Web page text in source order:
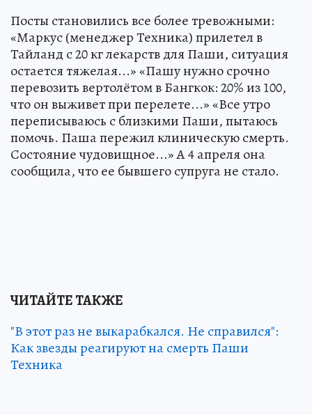
Посты становились все более тревожными:
«Маркус (менеджер Техника) прилетел в
Тайланд с 20 кг лекарств для Паши, ситуация
остается тяжелая...» «Пашу нужно срочно
перевозить вертолётом в Бангкок: 20% из 100,
что он выживет при перелете...» «Все утро
переписываюсь с близкими Паши, пытаюсь
помочь. Паша пережил клиническую смерть.
Состояние чудовищное...» А 4 апреля она
сообщила, что ее бывшего супруга не стало.
ЧИТАЙТЕ ТАКЖЕ
"В этот раз не выкарабкался. Не справился":
Как звезды реагируют на смерть Паши
Техника